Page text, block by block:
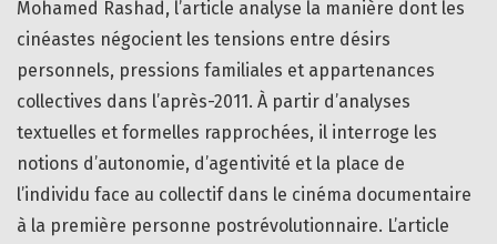
Mohamed Rashad, l’article analyse la manière dont les
cinéastes négocient les tensions entre désirs
personnels, pressions familiales et appartenances
collectives dans l’après-2011. À partir d’analyses
textuelles et formelles rapprochées, il interroge les
notions d’autonomie, d’agentivité et la place de
l’individu face au collectif dans le cinéma documentaire
à la première personne postrévolutionnaire. L’article